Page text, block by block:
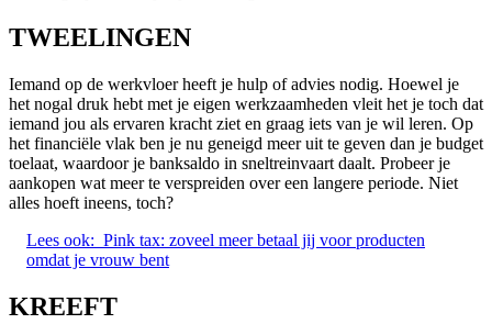
TWEELINGEN
Iemand op de werkvloer heeft je hulp of advies nodig. Hoewel je
het nogal druk hebt met je eigen werkzaamheden vleit het je toch dat
iemand jou als ervaren kracht ziet en graag iets van je wil leren. Op
het financiële vlak ben je nu geneigd meer uit te geven dan je budget
toelaat, waardoor je banksaldo in sneltreinvaart daalt. Probeer je
aankopen wat meer te verspreiden over een langere periode. Niet
alles hoeft ineens, toch?
Lees ook: Pink tax: zoveel meer betaal jij voor producten
omdat je vrouw bent
KREEFT